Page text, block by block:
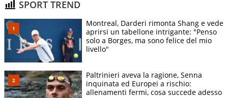
SPORT TREND
Montreal, Darderi rimonta Shang e vede
aprirsi un tabellone intrigante: "Penso
solo a Borges, ma sono felice del mio
livello"
Paltrinieri aveva la ragione, Senna
inquinata ed Europei a rischio:
allenamenti fermi, cosa succede adesso